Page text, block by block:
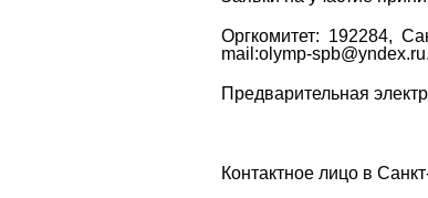
Оргкомитет: 192284,
mail :olymp-spb@yndex.ru.
Предварительная
Контактное лицо в